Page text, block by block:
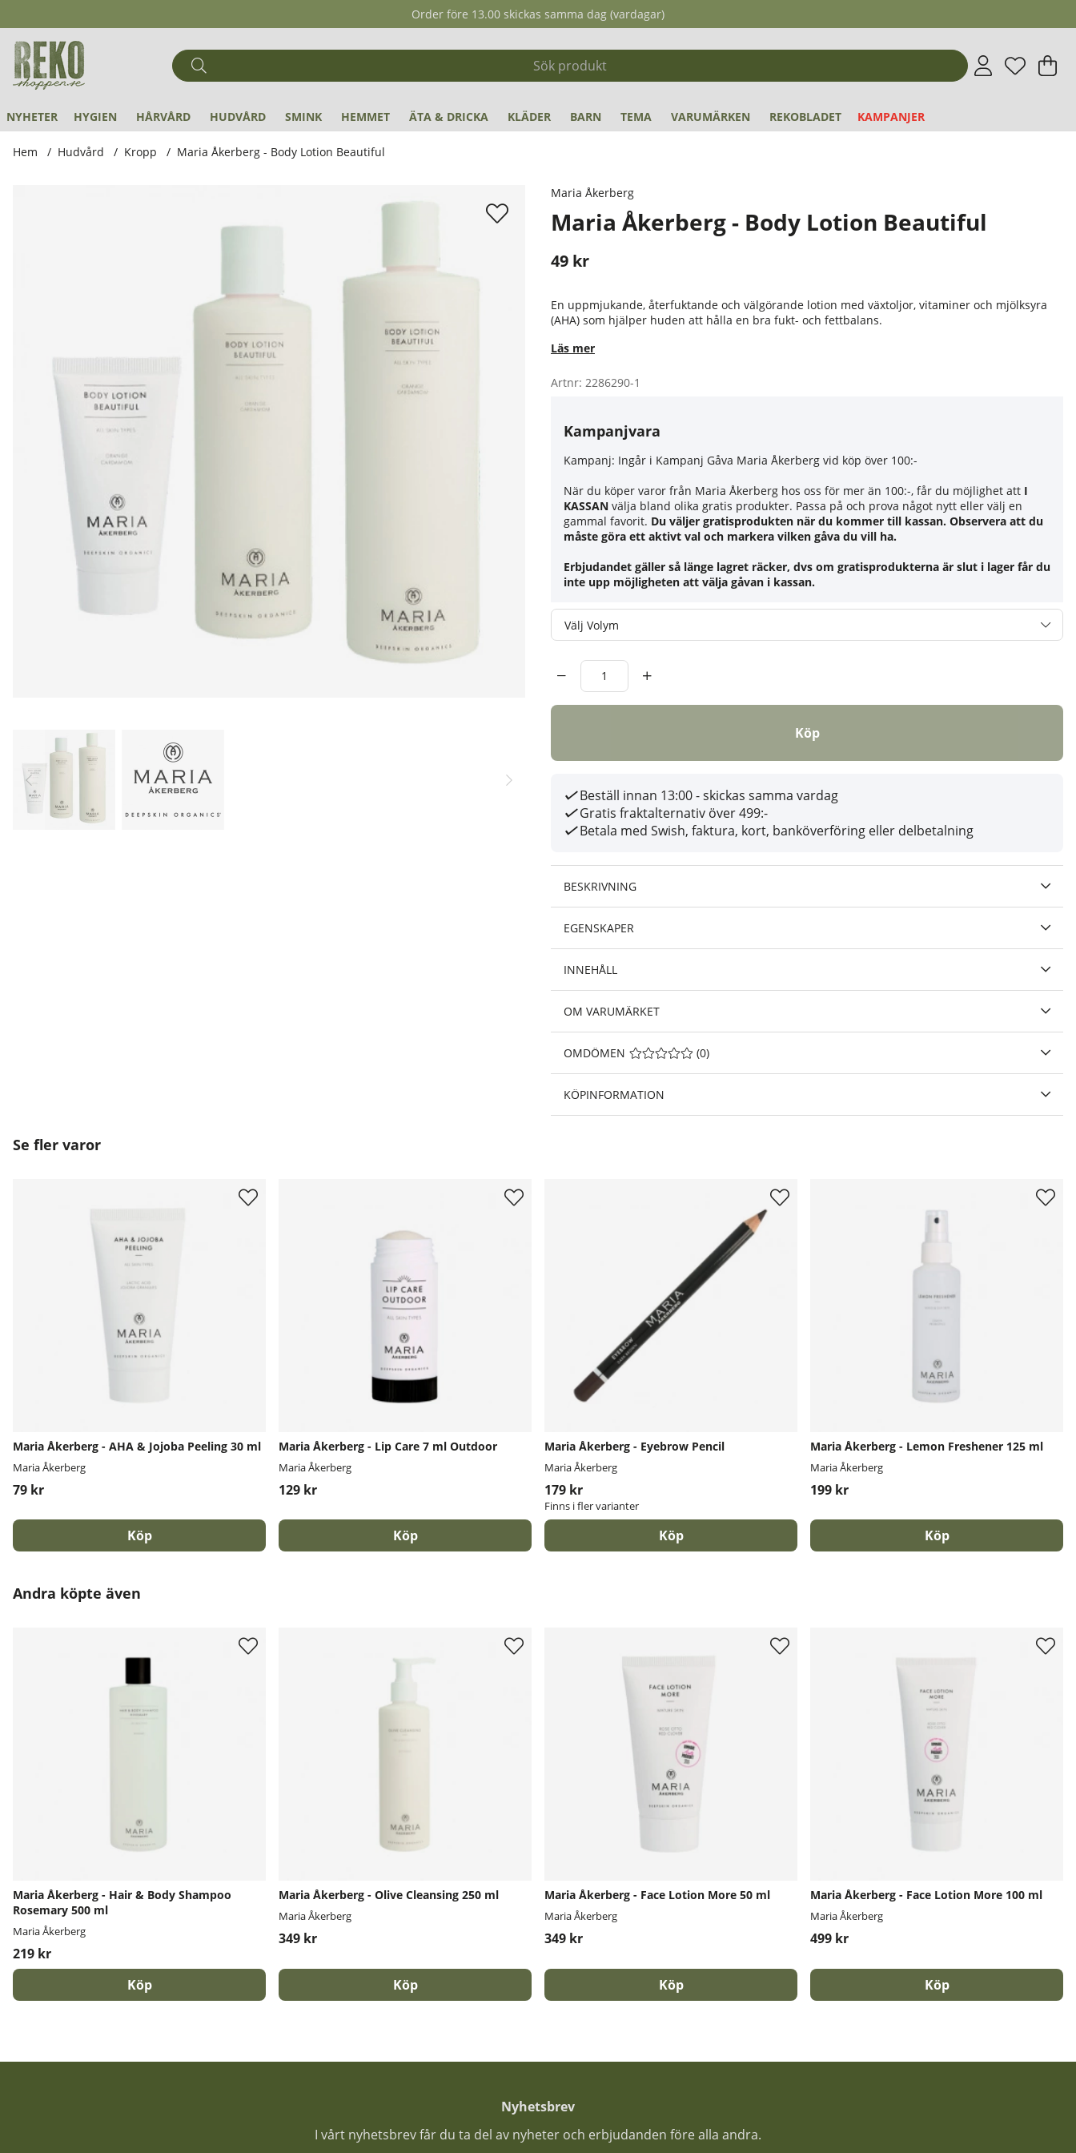
Order före 13.00 skickas samma dag (vardagar)
Antal i
. .
NYHETER HYGIEN HÅRVÅRD HUDVÅRD SMINK HEMMET ÄTA & DRICKA KLÄDER BARN TEMA VARUMÄRKEN REKOBLADET KAMPANJER
Hem Hudvård Kropp Maria Åkerberg - Body Lotion Beautiful
Maria Åkerberg
Maria Åkerberg - Body Lotion Beautiful
49 kr
En uppmjukande, återfuktande och välgörande lotion med växtoljor, vitaminer och mjölksyra
(AHA) som hjälper huden att hålla en bra fukt- och fettbalans.
Läs mer
Artnr: 2286290-1
Kampanjvara
Kampanj: Ingår i Kampanj Gåva Maria Åkerberg vid köp över 100:-
När du köper varor från Maria Åkerberg hos oss för mer än 100:-, får du möjlighet att I
KASSAN välja bland olika gratis produkter. Passa på och prova något nytt eller välj en
gammal favorit. Du väljer gratisprodukten när du kommer till kassan. Observera att du
måste göra ett aktivt val och markera vilken gåva du vill ha.
Erbjudandet gäller så länge lagret räcker, dvs om gratisprodukterna är slut i lager får du
inte upp möjligheten att välja gåvan i kassan.
Volym
Köp
Beställ innan 13:00 - skickas samma vardag
Gratis fraktalternativ över 499:-
Betala med Swish, faktura, kort, banköverföring eller delbetalning
BESKRIVNING
EGENSKAPER
INNEHÅLL
OM VARUMÄRKET
OMDÖMEN MEDELBETYG 0 AV 5 ANTAL BETYG 0
(0)
KÖPINFORMATION
Se fler varor
Maria Åkerberg - AHA & Jojoba Peeling 30 ml
Maria Åkerberg
79 kr
Köp
Maria Åkerberg - Lip Care 7 ml Outdoor
Maria Åkerberg
129 kr
Köp
Maria Åkerberg - Eyebrow Pencil
Maria Åkerberg
179 kr
Finns i fler varianter
Köp
Maria Åkerberg - Lemon Freshener 125 ml
Maria Åkerberg
199 kr
Köp
Andra köpte även
Maria Åkerberg - Hair & Body Shampoo
Rosemary 500 ml
Maria Åkerberg
219 kr
Köp
Maria Åkerberg - Olive Cleansing 250 ml
Maria Åkerberg
349 kr
Köp
Maria Åkerberg - Face Lotion More 50 ml
Maria Åkerberg
349 kr
Köp
Maria Åkerberg - Face Lotion More 100 ml
Maria Åkerberg
499 kr
Köp
Nyhetsbrev
I vårt nyhetsbrev får du ta del av nyheter och erbjudanden före alla andra.